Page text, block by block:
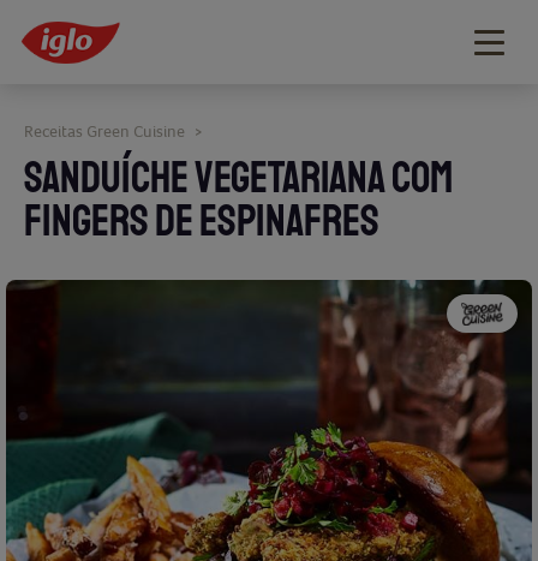
SANDUÍCHE VEGETARIANA COM
FINGERS DE ESPINAFRES
Receitas Green Cuisine >